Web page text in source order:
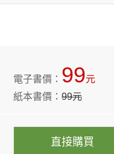
電子書價： 99元
紙本書價：99元
直接購買